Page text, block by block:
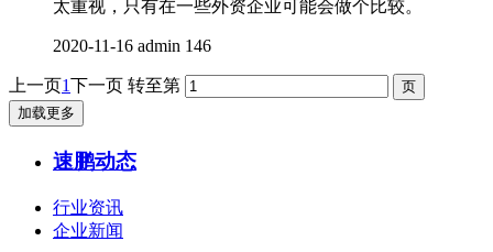
太重视，只有在一些外资企业可能会做个比较。
2020-11-16 admin 146
上一页1下一页 转至第
加载更多
速鹏动态
行业资讯
企业新闻